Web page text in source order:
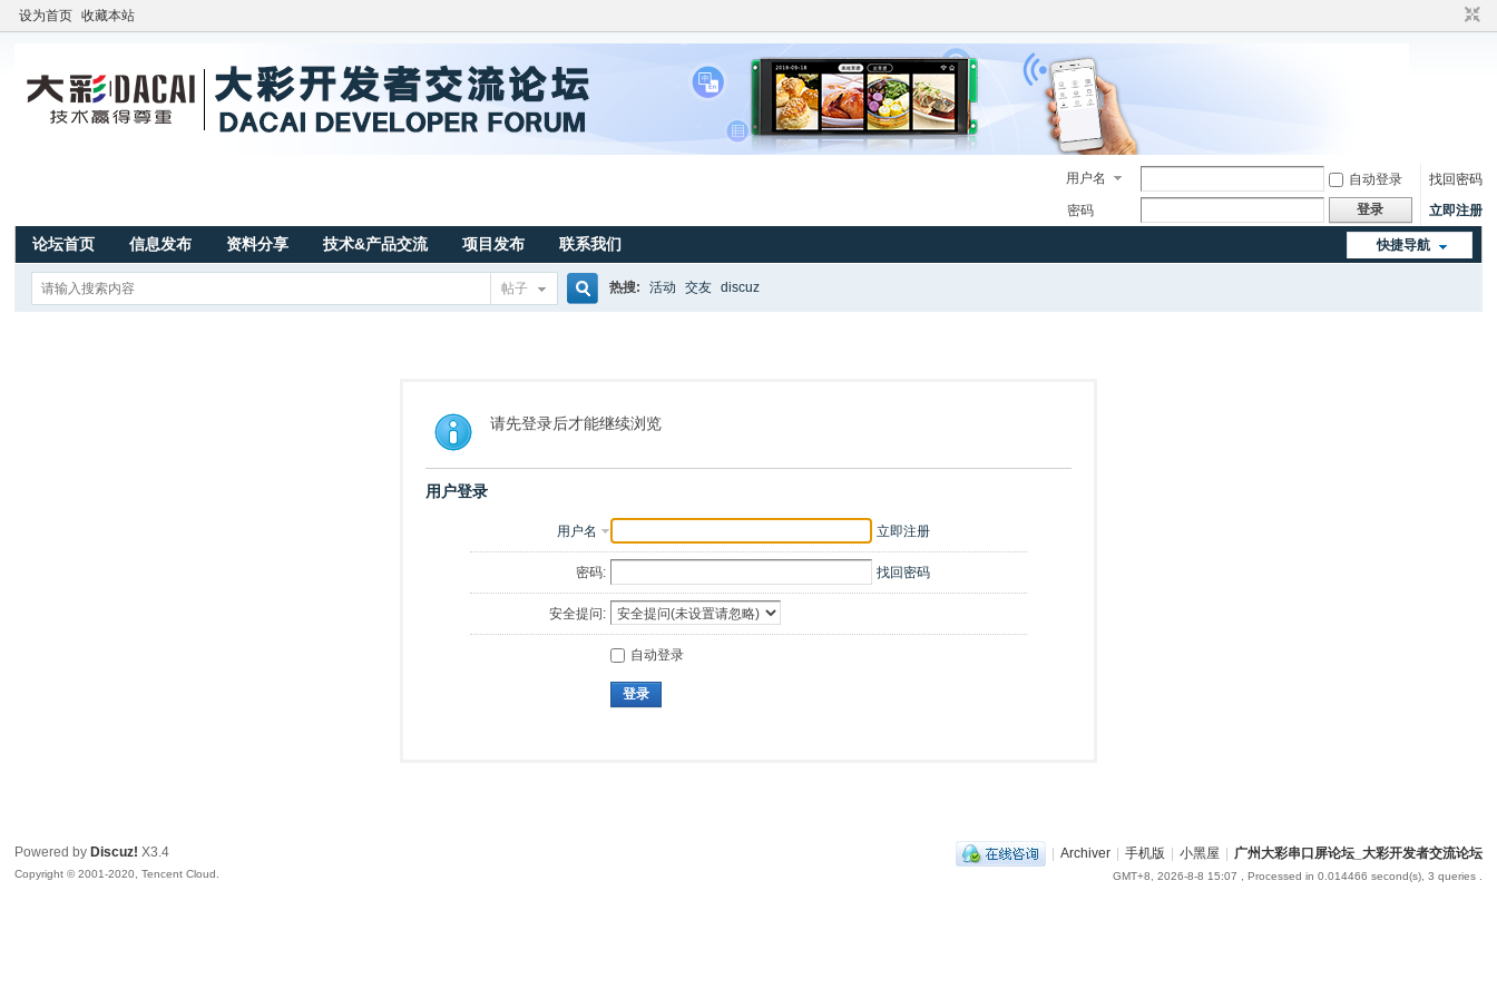
设为首页 收藏本站
用户名 自动登录
找回密码
密码
登录 立即注册
快捷导航
论坛首页 信息发布 资料分享 技术&产品交流 项目发布 联系我们
帖子
索
热搜: 活动 交友 discuz
请先登录后才能继续浏览
用户登录
用户名 立即注册
密码: 找回密码
安全提问:
自动登录
登录
| Archiver | 手机版 | 小黑屋 | 广州大彩串口屏论坛_大彩开发者交流论坛
GMT+8, 2026-8-8 15:07 , Processed in 0.014466 second(s), 3 queries .
Powered by Discuz! X3.4
Copyright © 2001-2020, Tencent Cloud.